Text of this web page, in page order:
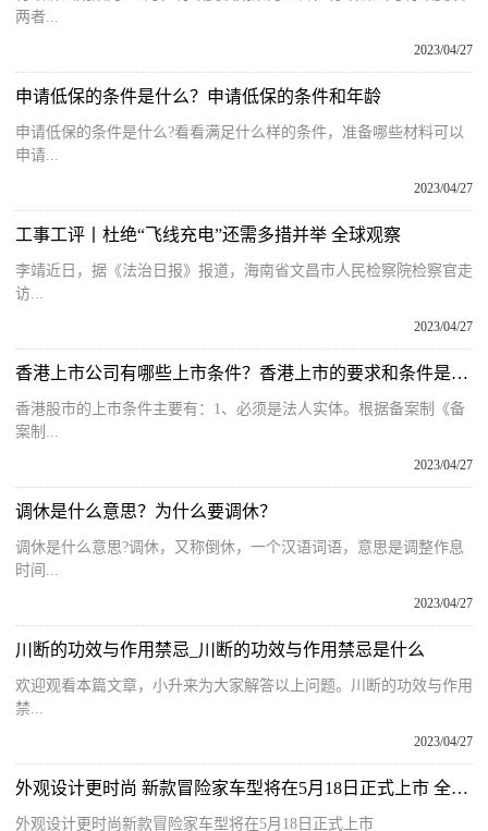
两者...
2023/04/27
申请低保的条件是什么？申请低保的条件和年龄
申请低保的条件是什么?看看满足什么样的条件，准备哪些材料可以
申请...
2023/04/27
工事工评丨杜绝“飞线充电”还需多措并举 全球观察
李靖近日，据《法治日报》报道，海南省文昌市人民检察院检察官走
访...
2023/04/27
香港上市公司有哪些上市条件？香港上市的要求和条件是什么？
香港股市的上市条件主要有：1、必须是法人实体。根据备案制《备
案制...
2023/04/27
调休是什么意思？为什么要调休？
调休是什么意思?调休，又称倒休，一个汉语词语，意思是调整作息
时间...
2023/04/27
川断的功效与作用禁忌_川断的功效与作用禁忌是什么
欢迎观看本篇文章，小升来为大家解答以上问题。川断的功效与作用
禁...
2023/04/27
外观设计更时尚 新款冒险家车型将在5月18日正式上市 全球快消息
外观设计更时尚新款冒险家车型将在5月18日正式上市